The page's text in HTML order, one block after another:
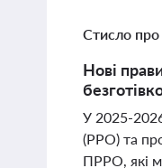
Стисло про
Нові
У 2025-2026
(РРО) та
ПРРО, які